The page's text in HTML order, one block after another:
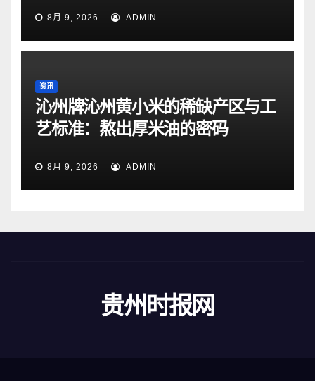
8月 9, 2026 ADMIN
资讯
沁州牌沁州黄小米的稀缺产区与工
艺标准：熬出厚米油的密码
8月 9, 2026 ADMIN
贵州时报网